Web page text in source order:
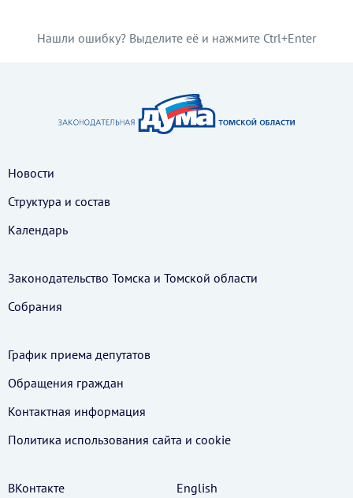
Нашли ошибку? Выделите её и нажмите Ctrl+Enter
Новости
Структура и состав
Календарь
Законодательство Томска и Томской области
Собрания
График приема депутатов
Обращения граждан
Контактная информация
Политика использования cайта и cookie
ВКонтакте
English